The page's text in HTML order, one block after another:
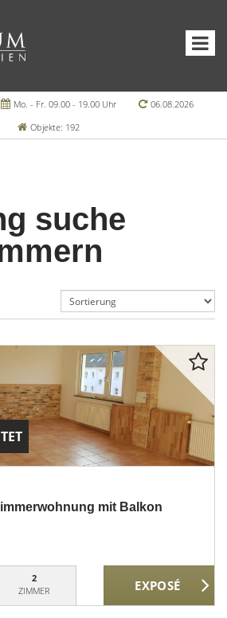
Mo. - Fr. 09.00 - 19.00 Uhr
06.08.2026
Objekte: 192
suche
mit Balkon
2
ZIMMER